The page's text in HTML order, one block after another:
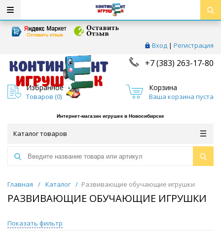
Вход | Регистрация
+7 (383) 263-17-80
Избранное
Товаров (0)
Корзина
Ваша корзина пуста
Интернет-магазин игрушек в Новосибирске
Каталог товаров
Главная / Каталог / Развивающие обучающие игрушки
РАЗВИВАЮЩИЕ ОБУЧАЮЩИЕ ИГРУШКИ
Показать фильтр